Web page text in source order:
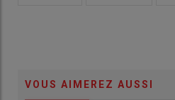
VOUS AIMEREZ AUSSI